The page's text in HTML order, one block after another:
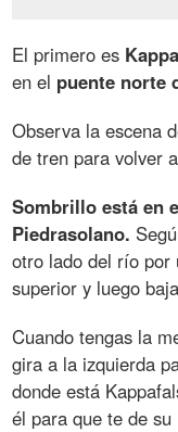
El primero es
en el puente norte
Observa la escena
de tren para volver
Sombrillo está en
Piedrasolano.
otro lado del río por
superior y luego
Cuando tengas la
gira a la izquierda
donde está
él para que te de su